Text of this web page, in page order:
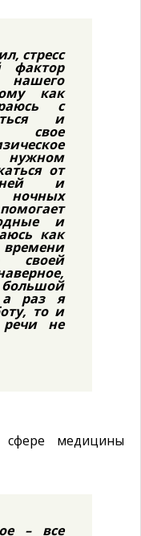
стресс
фактор
как
с
и
свое
от
и
и
как
своей
а раз я
то и
не
медицины
– все